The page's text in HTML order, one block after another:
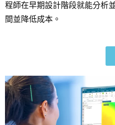
程師在早期設計階段就能分析
間並降低成本。